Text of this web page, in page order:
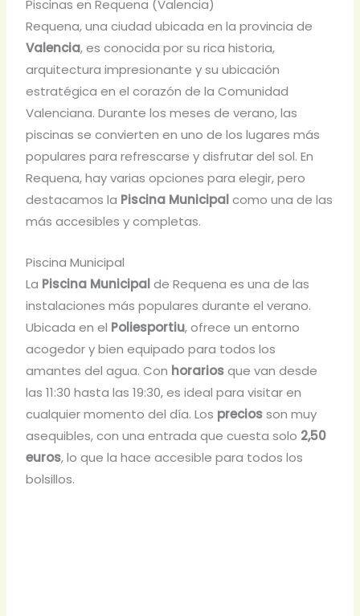
Piscinas en Requena (Valencia)
Requena, una ciudad ubicada en la provincia de
Valencia, es conocida por su rica historia,
arquitectura impresionante y su ubicación
estratégica en el corazón de la Comunidad
Valenciana. Durante los meses de verano, las
piscinas se convierten en uno de los lugares más
populares para refrescarse y disfrutar del sol. En
Requena, hay varias opciones para elegir, pero
destacamos la Piscina Municipalcomo una de las
más accesibles y completas.
Piscina Municipal
La Piscina Municipalde Requena es una de las
instalaciones más populares durante el verano.
Ubicada en el Poliesportiu, ofrece un entorno
acogedor y bien equipado para todos los
amantes del agua. Con horariosque van desde
las 11:30 hasta las 19:30, es ideal para visitar en
cualquier momento del día. Los preciosson muy
asequibles, con una entrada que cuesta solo 2,50
euros, lo que la hace accesible para todos los
bolsillos.